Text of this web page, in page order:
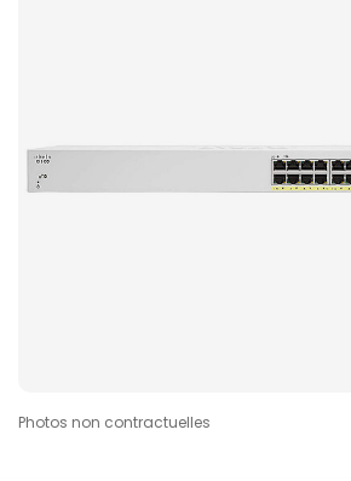
Photos non contractuelles